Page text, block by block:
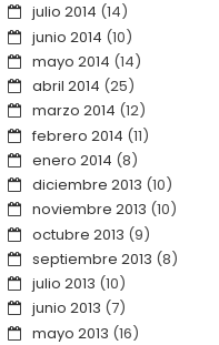
julio 2014 (14)
junio 2014 (10)
mayo 2014 (14)
abril 2014 (25)
marzo 2014 (12)
febrero 2014 (11)
enero 2014 (8)
diciembre 2013 (10)
noviembre 2013 (10)
octubre 2013 (9)
septiembre 2013 (8)
julio 2013 (10)
junio 2013 (7)
mayo 2013 (16)